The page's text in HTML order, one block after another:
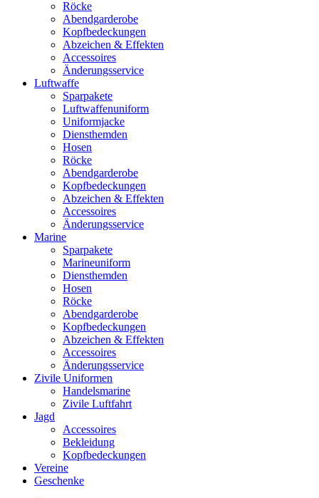
Röcke
Abendgarderobe
Kopfbedeckungen
Abzeichen & Effekten
Accessoires
Änderungsservice
Luftwaffe
Sparpakete
Luftwaffenuniform
Uniformjacke
Diensthemden
Hosen
Röcke
Abendgarderobe
Kopfbedeckungen
Abzeichen & Effekten
Accessoires
Änderungsservice
Marine
Sparpakete
Marineuniform
Diensthemden
Hosen
Röcke
Abendgarderobe
Kopfbedeckungen
Abzeichen & Effekten
Accessoires
Änderungsservice
Zivile Uniformen
Handelsmarine
Zivile Luftfahrt
Jagd
Accessoires
Bekleidung
Kopfbedeckungen
Vereine
Geschenke